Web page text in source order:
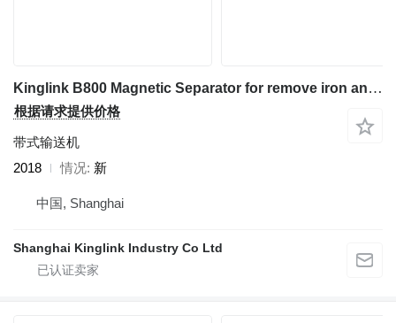
Kinglink B800 Magnetic Separator for remove iron and steels
根据请求提供价格
带式输送机
2018
情况 新
中国, Shanghai
Shanghai Kinglink Industry Co Ltd